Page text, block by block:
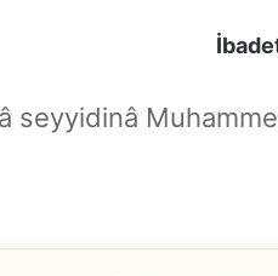
seyyidinâ